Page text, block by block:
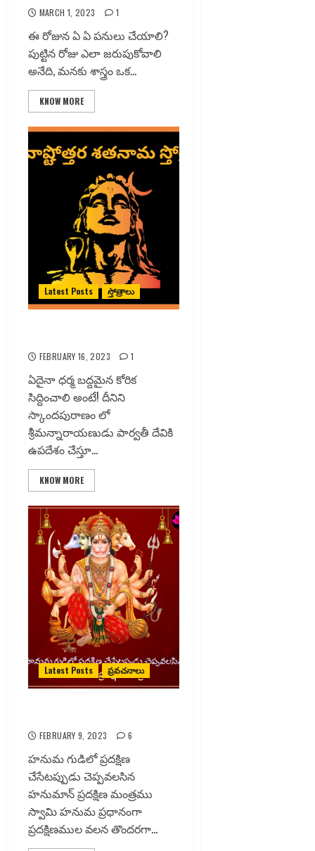
MARCH 1, 2023 1
ఈ రోజున ఏ ఏ పనులు చేయాలి?
పుట్టిన రోజు ఎలా జరుపుకోవాలి
అనేది, మనకు శాస్త్రం ఒక...
KNOW MORE
Latest Posts స్తోత్రాలు
FEBRUARY 16, 2023 1
ఏదైనా ధర్మ బద్దమైన కోరిక
సిద్దించాలి అంటే! దీనిని
స్కాందపురాణం లో
శ్రీమన్నారాయణుడు పార్వతీ దేవికి
ఉపదేశం చేస్తూ...
KNOW MORE
Latest Posts ప్రవచనాలు
FEBRUARY 9, 2023 6
హనుమ గుడిలో ప్రదక్షిణ
చేసేటప్పుడు చెప్పవలసిన
హనుమాన్ ప్రదక్షిణ మంత్రము
స్వామి హనుమ ప్రధానంగా
ప్రదక్షిణముల వలన తొందరగా...